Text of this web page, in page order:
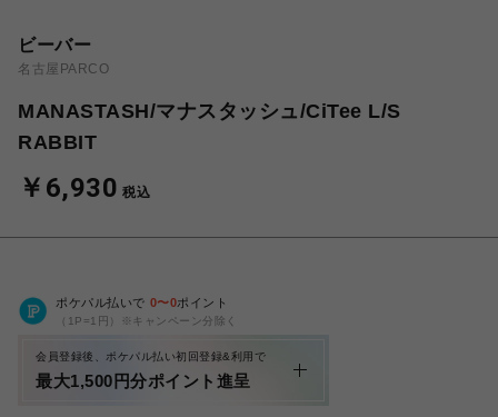
ビーバー
名古屋PARCO
MANASTASH/マナスタッシュ/CiTee L/S
RABBIT
￥6,930 税込
ポケパル払いで 0〜0ポイント
（1P=1円）※キャンペーン分除く
会員登録後、ポケパル払い初回登録&利用で
最大1,500円分ポイント進呈